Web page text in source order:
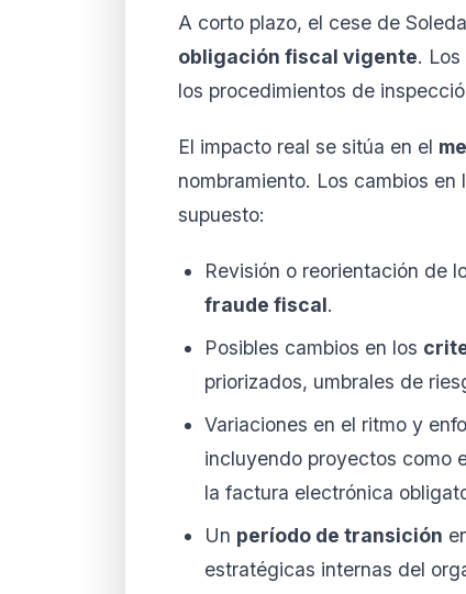
A corto plazo, el cese de
obligación fiscal vigente.
los procedimientos de
El impacto real se sitúa en el
nombramiento. Los cambios
supuesto:
Revisión o reorientación de
fraude fiscal.
Posibles cambios en los
priorizados, umbrales de
Variaciones en el ritmo y
incluyendo proyectos como
la factura electrónica
Un período de transición
estratégicas internas del